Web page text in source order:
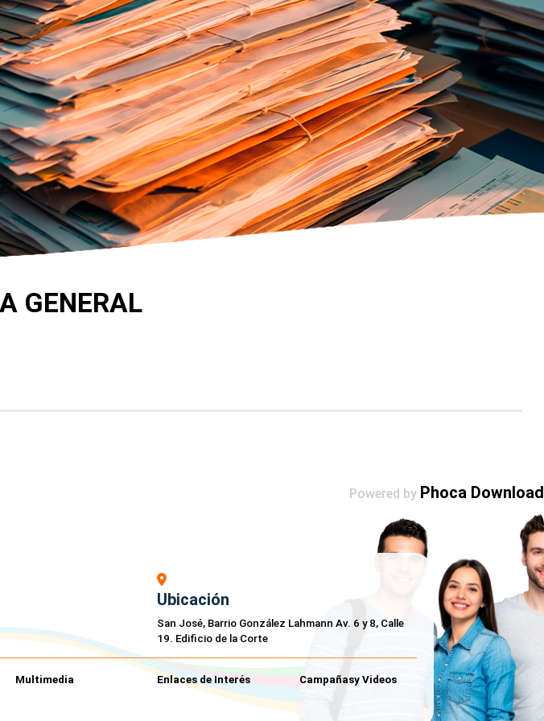
GENERAL
Powered by Phoca Download
Ubicación
San José, Barrio González Lahmann Av. 6 y 8, Calle
19. Edificio de la Corte
Multimedia Enlaces de Interés Campañasy Videos